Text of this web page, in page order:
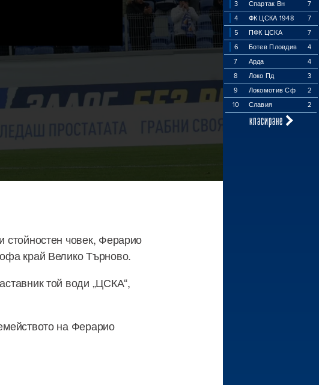
3 Спартак Вн
7
4
ФК ЦСКА 1948
7
5
ПФК ЦСКА
7
6
Ботев Пловдив
4
7
Арда
4
8
Локо Пд
3
9
Локомотив Сф
2
10
Славия 2
класиране
стойностен човек, Ферарио
край Велико Търново.
той води „ЦСКА“,
на Ферарио